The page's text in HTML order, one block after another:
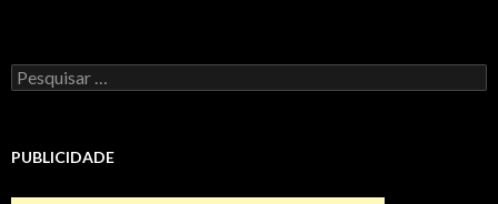
Pesquisar
por:
PUBLICIDADE